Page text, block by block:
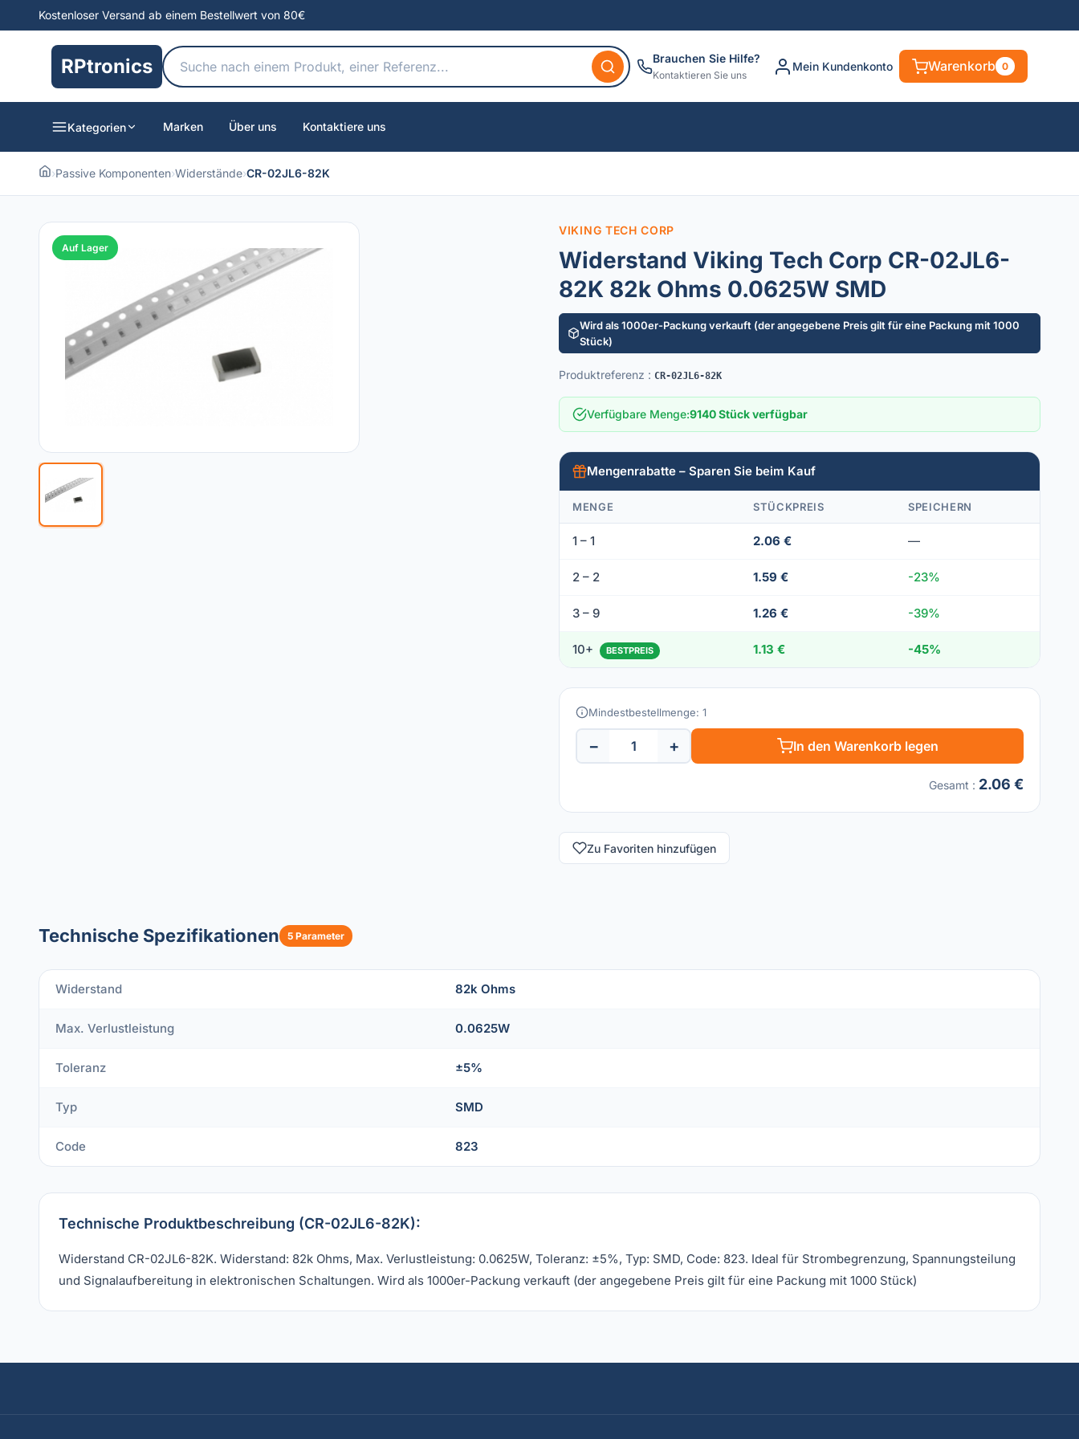
Kostenloser Versand ab einem Bestellwert von 80€
RPtronics Brauchen Sie Hilfe?
Kontaktieren Sie uns
Mein Kundenkonto Warenkorb 0
Kategorien Marken Über uns Kontaktiere uns
›Passive Komponenten›Widerstände›CR-02JL6-82K
Auf Lager
VIKING TECH CORP
Widerstand Viking Tech Corp CR-02JL6-
82K 82k Ohms 0.0625W SMD
Wird als 1000er-Packung verkauft (der angegebene Preis gilt für eine Packung mit 1000
Stück)
Produktreferenz : CR-02JL6-82K
Verfügbare Menge:9140 Stück verfügbar
Mengenrabatte – Sparen Sie beim Kauf
MENGE STÜCKPREIS SPEICHERN
1 – 1 2.06 € —
2 – 2 1.59 € -23%
3 – 9 1.26 € -39%
10+ BESTPREIS 1.13 € -45%
Mindestbestellmenge: 1
− + In den Warenkorb legen
Gesamt : 2.06 €
Zu Favoriten hinzufügen
Technische Spezifikationen 5 Parameter
Widerstand 82k Ohms
Max. Verlustleistung 0.0625W
Toleranz ±5%
Typ SMD
Code 823
Technische Produktbeschreibung (CR-02JL6-82K):
Widerstand CR-02JL6-82K. Widerstand: 82k Ohms, Max. Verlustleistung: 0.0625W, Toleranz: ±5%, Typ: SMD, Code: 823. Ideal für Strombegrenzung, Spannungsteilung
und Signalaufbereitung in elektronischen Schaltungen. Wird als 1000er-Packung verkauft (der angegebene Preis gilt für eine Packung mit 1000 Stück)